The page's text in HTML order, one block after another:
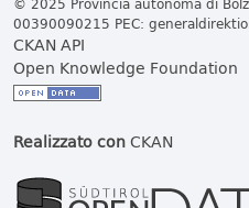
00390090215 PEC:
CKAN API
Open Knowledge Foundation
Realizzato conCKAN